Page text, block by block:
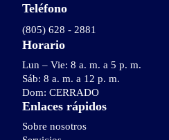
Teléfono
(805) 628 - 2881
Horario
Lun – Vie: 8 a. m. a 5 p. m.
Sáb: 8 a. m. a 12 p. m.
Dom: CERRADO
Enlaces rápidos
Sobre nosotros